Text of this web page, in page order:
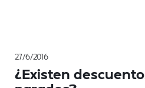
27/6/2016
¿Existen